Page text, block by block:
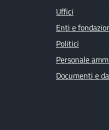
Uffici
Enti e
Politici
Personale
Documenti e